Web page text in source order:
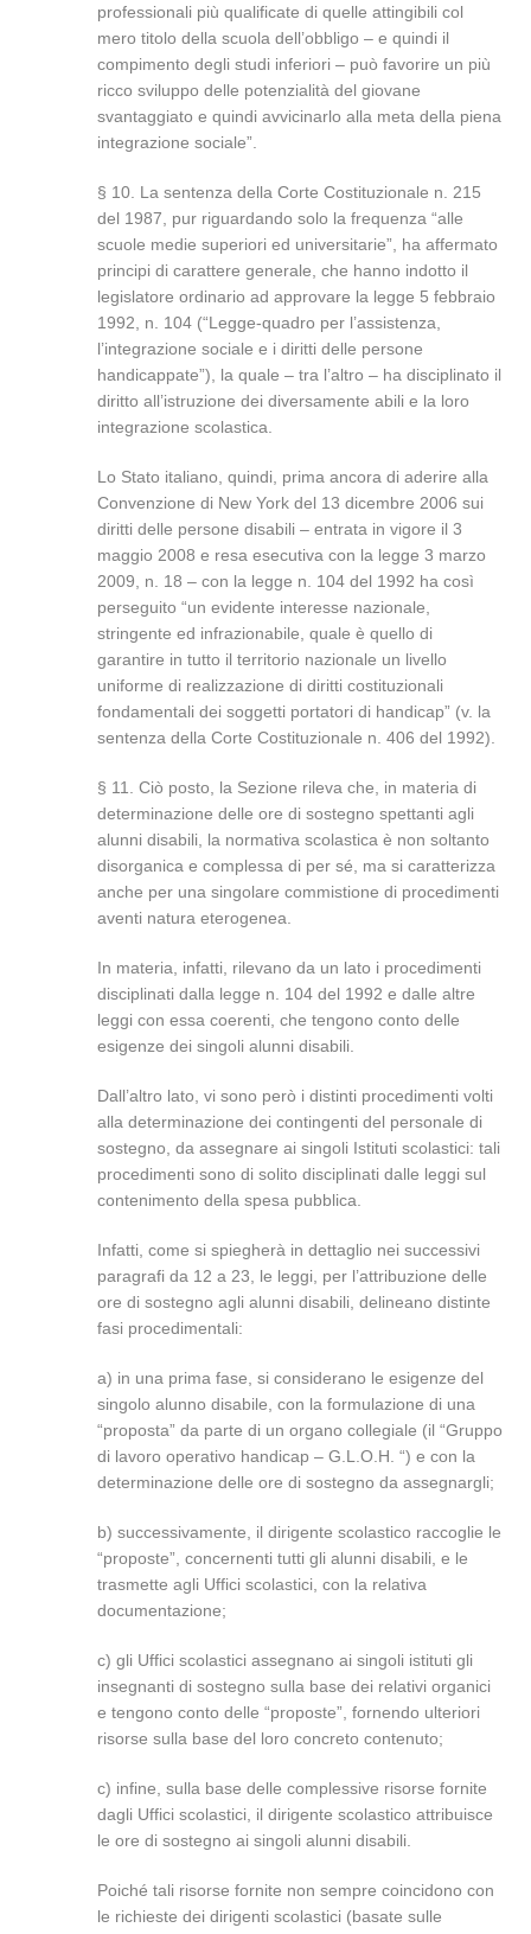
professionali più qualificate di quelle attingibili col
mero titolo della scuola dell’obbligo – e quindi il
compimento degli studi inferiori – può favorire un più
ricco sviluppo delle potenzialità del giovane
svantaggiato e quindi avvicinarlo alla meta della piena
integrazione sociale”.
§ 10. La sentenza della Corte Costituzionale n. 215
del 1987, pur riguardando solo la frequenza “alle
scuole medie superiori ed universitarie”, ha affermato
principi di carattere generale, che hanno indotto il
legislatore ordinario ad approvare la legge 5 febbraio
1992, n. 104 (“Legge-quadro per l’assistenza,
l’integrazione sociale e i diritti delle persone
handicappate”), la quale – tra l’altro – ha disciplinato il
diritto all’istruzione dei diversamente abili e la loro
integrazione scolastica.
Lo Stato italiano, quindi, prima ancora di aderire alla
Convenzione di New York del 13 dicembre 2006 sui
diritti delle persone disabili – entrata in vigore il 3
maggio 2008 e resa esecutiva con la legge 3 marzo
2009, n. 18 – con la legge n. 104 del 1992 ha così
perseguito “un evidente interesse nazionale,
stringente ed infrazionabile, quale è quello di
garantire in tutto il territorio nazionale un livello
uniforme di realizzazione di diritti costituzionali
fondamentali dei soggetti portatori di handicap” (v. la
sentenza della Corte Costituzionale n. 406 del 1992).
§ 11. Ciò posto, la Sezione rileva che, in materia di
determinazione delle ore di sostegno spettanti agli
alunni disabili, la normativa scolastica è non soltanto
disorganica e complessa di per sé, ma si caratterizza
anche per una singolare commistione di procedimenti
aventi natura eterogenea.
In materia, infatti, rilevano da un lato i procedimenti
disciplinati dalla legge n. 104 del 1992 e dalle altre
leggi con essa coerenti, che tengono conto delle
esigenze dei singoli alunni disabili.
Dall’altro lato, vi sono però i distinti procedimenti volti
alla determinazione dei contingenti del personale di
sostegno, da assegnare ai singoli Istituti scolastici: tali
procedimenti sono di solito disciplinati dalle leggi sul
contenimento della spesa pubblica.
Infatti, come si spiegherà in dettaglio nei successivi
paragrafi da 12 a 23, le leggi, per l’attribuzione delle
ore di sostegno agli alunni disabili, delineano distinte
fasi procedimentali:
a) in una prima fase, si considerano le esigenze del
singolo alunno disabile, con la formulazione di una
“proposta” da parte di un organo collegiale (il “Gruppo
di lavoro operativo handicap – G.L.O.H. “) e con la
determinazione delle ore di sostegno da assegnargli;
b) successivamente, il dirigente scolastico raccoglie le
“proposte”, concernenti tutti gli alunni disabili, e le
trasmette agli Uffici scolastici, con la relativa
documentazione;
c) gli Uffici scolastici assegnano ai singoli istituti gli
insegnanti di sostegno sulla base dei relativi organici
e tengono conto delle “proposte”, fornendo ulteriori
risorse sulla base del loro concreto contenuto;
c) infine, sulla base delle complessive risorse fornite
dagli Uffici scolastici, il dirigente scolastico attribuisce
le ore di sostegno ai singoli alunni disabili.
Poiché tali risorse fornite non sempre coincidono con
le richieste dei dirigenti scolastici (basate sulle